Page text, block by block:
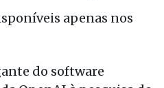
apenas nos
do software